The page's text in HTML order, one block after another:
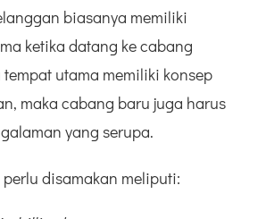
biasanya memiliki
ketika datang ke cabang
utama memiliki konsep
maka cabang baru juga harus
yang serupa.
disamakan meliputi: